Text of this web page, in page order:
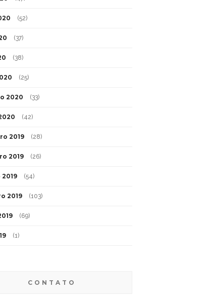
(52)
(37)
(38)
(25)
2020 (33)
(42)
2019 (28)
2019 (26)
(54)
2019 (103)
(69)
(1)
CONTATO